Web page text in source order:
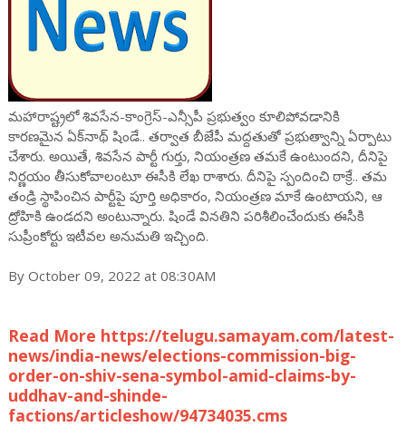
మహారాష్ట్రలో శివసేన-కాంగ్రెస్-ఎన్సీపీ ప్రభుత్వం కూలిపోవడానికి
కారణమైన ఏక్‌నాథ్ షిండే.. తర్వాత బీజేపీ మద్దతుతో ప్రభుత్వాన్ని ఏర్పాటు
చేశారు. అయితే, శివసేన పార్టీ గుర్తు, నియంత్రణ తమకే ఉంటుందని, దీనిపై
నిర్ణయం తీసుకోవాలంటూ ఈసీకి లేఖ రాశారు. దీనిపై స్పందించి ఠాక్రే.. తమ
తండ్రి స్థాపించిన పార్టీపై పూర్తి అధికారం, నియంత్రణ మాకే ఉంటాయని, ఆ
ద్రోహికి ఉండదని అంటున్నారు. షిండే వినతిని పరిశీలించేందుకు ఈసీకి
సుప్రీంకోర్టు ఇటీవల అనుమతి ఇచ్చింది.
By October 09, 2022 at 08:30AM
Read More https://telugu.samayam.com/latest-
news/india-news/elections-commission-big-
order-on-shiv-sena-symbol-amid-claims-by-
uddhav-and-shinde-
factions/articleshow/94734035.cms